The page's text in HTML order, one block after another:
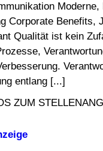
Moderne,
Corporate Benefits,
Qualität ist kein
entlang [...]
ZUM